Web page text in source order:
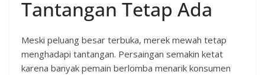
Tantangan Tetap Ada
Meski peluang besar terbuka, merek mewah tetap
menghadapi tantangan. Persaingan semakin ketat
karena banyak pemain berlomba menarik konsumen